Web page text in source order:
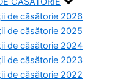
de căsătorie 2026
de căsătorie 2025
de căsătorie 2024
de căsătorie 2023
de căsătorie 2022